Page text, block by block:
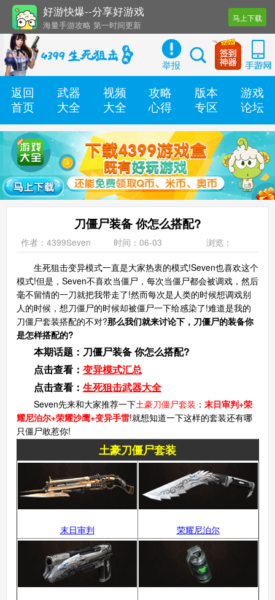
好游快爆--分享好游戏
海量手游攻略 第一时间更新
还有几十款实用辅助工具
马上下载
举报
返回
首页
武器
大全
视频
大全
攻略
心得
版本
专区
游戏
论坛
刀僵尸装备 你怎么搭配?
作者：4399Seven 时间：06-03 浏览：
生死狙击变异模式一直是大家热衷的模式!Seven也喜欢这个
模式!但是，Seven不喜欢当僵尸，每次当僵尸都会被调戏，然后
毫不留情的一刀就把我带走了!然而每次是人类的时候想调戏别
人的时候，想刀僵尸的时候却被僵尸一下给感染了!难道是我的
刀僵尸套装搭配的不对?那么我们就来讨论下，刀僵尸的装备你
是怎样搭配的?
本期话题：刀僵尸装备 你怎么搭配?
点击查看： 变异模式汇总
点击查看： 生死狙击武器大全
Seven先来和大家推荐一下土豪刀僵尸套装 ： 末日审判+荣
耀尼泊尔+荣耀沙鹰+变异手雷!就想知道一下这样的套装还有哪
只僵尸敢惹你!
土豪刀僵尸套装
末日审判 荣耀尼泊尔